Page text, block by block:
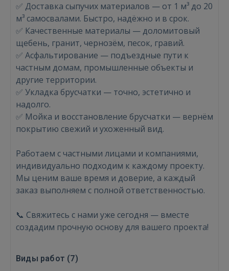
ВОЙТИ
Забыли пароль?
✅ Доставка сыпучих материалов — от 1 м³ до 20
м³ самосвалами. Быстро, надёжно и в срок.
✅ Качественные материалы — доломитовый
щебень, гранит, чернозём, песок, гравий.
✅ Асфальтирование — подъездные пути к
частным домам, промышленные объекты и
другие территории.
✅ Укладка брусчатки — точно, эстетично и
надолго.
✅ Мойка и восстановление брусчатки — вернём
покрытию свежий и ухоженный вид.
Работаем с частными лицами и компаниями,
индивидуально подходим к каждому проекту.
Мы ценим ваше время и доверие, а каждый
заказ выполняем с полной ответственностью.
📞 Свяжитесь с нами уже сегодня — вместе
создадим прочную основу для вашего проекта!
Виды работ (7)